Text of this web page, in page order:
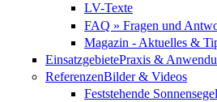
LV-Texte
FAQ » Fragen und
Magazin - Aktuelles &
EinsatzgebietePraxis &
ReferenzenBilder & Videos
Feststehende Sonnensegel